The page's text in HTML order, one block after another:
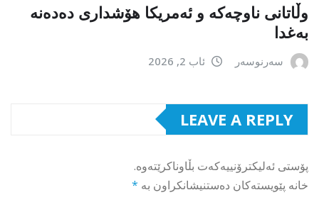
وڵاتانی ناوچەکە و ئەمریکا هۆشداری دەدەنە
بەغدا
سەرنوسەر ئاب 2, 2026
LEAVE A REPLY
پۆستی ئەلیکترۆنییەکەت بڵاوناکرێتەوە.
خانە پێویستەکان دەستنیشانکراون بە *